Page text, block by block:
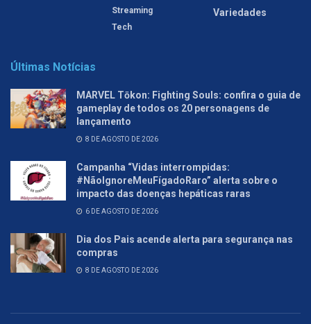
Streaming
Tech
Variedades
Últimas Notícias
MARVEL Tōkon: Fighting Souls: confira o guia de
gameplay de todos os 20 personagens de
lançamento
8 DE AGOSTO DE 2026
Campanha “Vidas interrompidas:
#NãoIgnoreMeuFígadoRaro” alerta sobre o
impacto das doenças hepáticas raras
6 DE AGOSTO DE 2026
Dia dos Pais acende alerta para segurança nas
compras
8 DE AGOSTO DE 2026